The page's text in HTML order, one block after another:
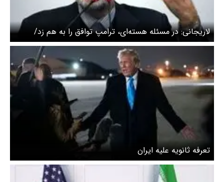
لاریجانی: در مسئله هسته‌ای، ترامپ توافق را به هم زد/
ویدیو
تعرفه ثانویه علیه ایران